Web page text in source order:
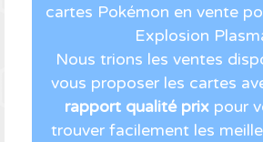
cartes Pokémon en vente
Explosion
Nous trions les ventes
vous proposer les cartes
rapport qualité prixpour
trouver facilement les